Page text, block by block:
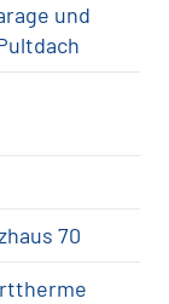
und
70